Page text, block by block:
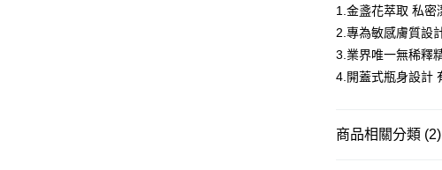
相關說明
【關於「AFTEE先
AFTEE先享後付是
便利好安心！
１．簡單：不需註
【「AFTEE先享後付
ATM付款
全家付款取貨
1.金盞花萃取 私密
2.專為敏感膚質設
3.業界唯一無稀釋
4.開蓋式瓶身設計
商品相關分類 (2)